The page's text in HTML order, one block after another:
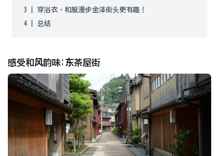
3
穿浴衣・和服漫步金泽街头更有趣！
4
总结
感受和风韵味:东茶屋街